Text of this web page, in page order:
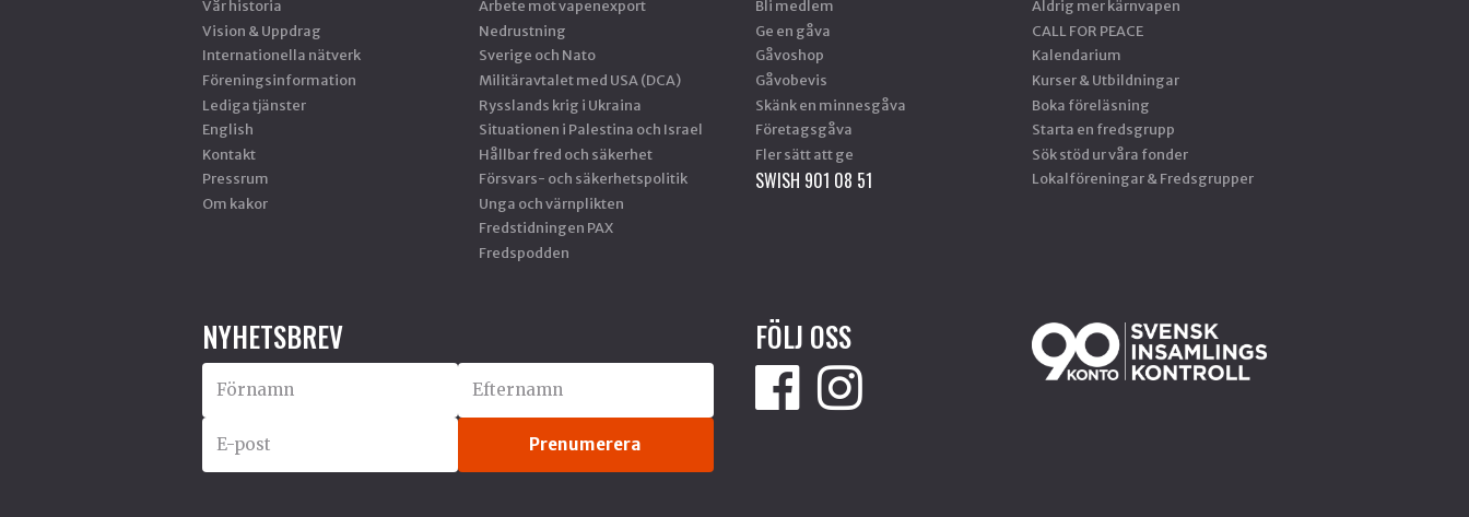
Vår historia
Vision & Uppdrag
Internationella nätverk
Föreningsinformation
Lediga tjänster
English
Kontakt
Pressrum
Om kakor
Arbete mot vapenexport
Nedrustning
Sverige och Nato
Militäravtalet med USA (DCA)
Rysslands krig i Ukraina
Situationen i Palestina och Israel
Hållbar fred och säkerhet
Försvars- och säkerhetspolitik
Unga och värnplikten
Fredstidningen PAX
Fredspodden
Bli medlem
Ge en gåva
Gåvoshop
Gåvobevis
Skänk en minnesgåva
Företagsgåva
Fler sätt att ge
SWISH 901 08 51
Aldrig mer kärnvapen
CALL FOR PEACE
Kalendarium
Kurser & Utbildningar
Boka föreläsning
Starta en fredsgrupp
Sök stöd ur våra fonder
Lokalföreningar & Fredsgrupper
NYHETSBREV FÖLJ OSS